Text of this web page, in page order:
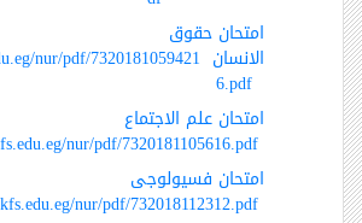
امتحان حقوق
الانسان nur/pdf/7320181059421
6.pdf
امتحان علم الاجتماع
nur/pdf/7320181105616.pdf
امتحان فسيولوجى
nur/pdf/732018112312.pdf